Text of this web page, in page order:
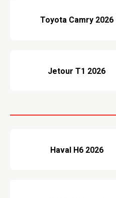
Toyota Camry 2026
Jetour T1 2026
Haval H6 2026